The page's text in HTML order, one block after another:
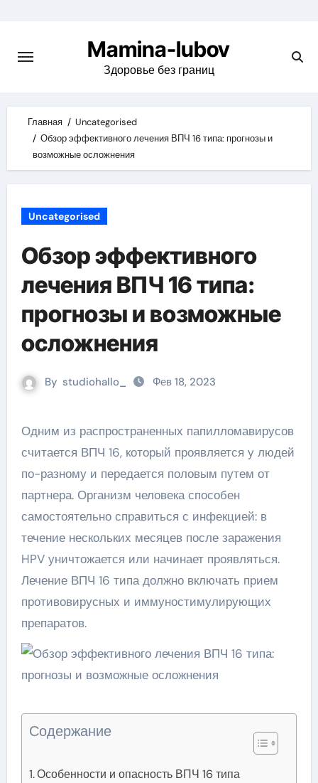
content
Mamina-lubov
Здоровье без границ
Главная
Uncategorised
Обзор эффективного лечения ВПЧ 16 типа: прогнозы и
возможные осложнения
Uncategorised
Обзор эффективного
лечения ВПЧ 16 типа:
прогнозы и возможные
осложнения
By studiohallo_ Фев 18, 2023
Одним из распространенных папилломавирусов
считается ВПЧ 16, который проявляется у людей
по-разному и передается половым путем от
партнера. Организм человека способен
самостоятельно справиться с инфекцией: в
течение нескольких месяцев после заражения
HPV уничтожается или начинает проявляться.
Лечение ВПЧ 16 типа должно включать прием
противовирусных и иммуностимулирующих
препаратов.
Содержание
Особенности и опасность ВПЧ 16 типа